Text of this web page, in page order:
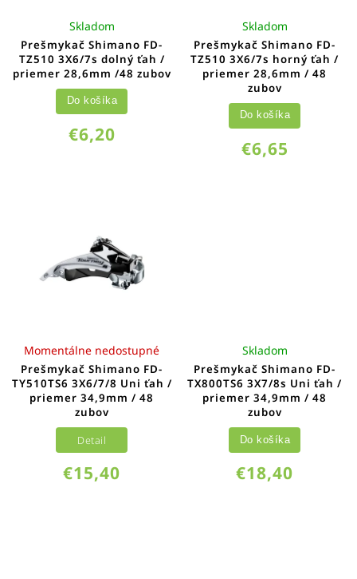
Prešmykač Shimano FD-
TZ510 3X6/7s dolný ťah /
priemer 28,6mm /48 zubov
Skladom
€6,20
Do košíka
Prešmykač Shimano FD-
TZ510 3X6/7s horný ťah /
priemer 28,6mm / 48
zubov
Skladom
€6,65
Do košíka
Prešmykač Shimano FD-
TY510TS6 3X6/7/8 Uni ťah /
priemer 34,9mm / 48
zubov
Momentálne nedostupné
€15,40
Detail
Prešmykač Shimano FD-
TX800TS6 3X7/8s Uni ťah /
priemer 34,9mm / 48
zubov
Skladom
€18,40
Do košíka